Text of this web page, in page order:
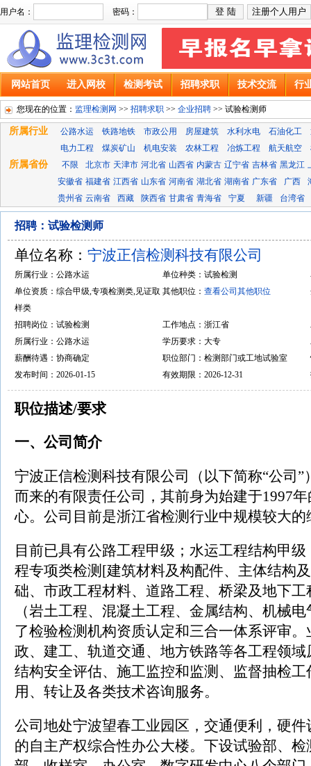
用户名： 密码：
网站首页 进入网校 检测考试 招聘求职 技术交流 行
您现在的位置： 监理检测网 >> 招聘求职 >> 企业招聘 >> 试验检测师
所属行业 公路水运 铁路地铁 市政公用 房屋建筑 水利水电 石油化工
电力工程
煤炭矿山 机电安装 农林工程 冶炼工程 航天航空
所属省份 不限 北京市 天津市 河北省 山西省 内蒙古 辽宁省 吉林省 黑龙江
安徽省 福建省 江西省 山东省 河南省 湖北省 湖南省 广东省 广西
贵州省 云南省 西藏 陕西省 甘肃省 青海省 宁夏 新疆 台湾省
招聘：试验检测师
单位名称： 宁波正信检测科技有限公司
所属行业：公路水运 单位种类：试验检测
单位资质：综合甲级,专项检测类,见证取
样类
其他职位： 查看公司其他职位
招聘岗位：试验检测 工作地点：浙江省
所属行业：公路水运
学历要求：大专
薪酬待遇：协商确定
职位部门：检测部门或工地试验室
发布时间：2026-01-15
有效期限：2026-12-31
职位描述/要求
一、公司简介
宁波正信检测科技有限公司（以下简称“公司
而来的有限责任公司，其前身为始建于1997
心。公司目前是浙江省检测行业中规模较大
目前已具有公路工程甲级；水运工程结构甲
程专项类检测[建筑材料及构配件、主体结构
础、市政工程材料、道路工程、桥梁及地下
（岩土工程、混凝土工程、金属结构、机械
了检验检测机构资质认定和三合一体系评审
政、建工、轨道交通、地方铁路等各工程领
结构安全评估、施工监控和监测、监督抽检
用、转让及各类技术咨询服务。
公司地处宁波望春工业园区，交通便利，硬
的自主产权综合性办公大楼。下设试验部、